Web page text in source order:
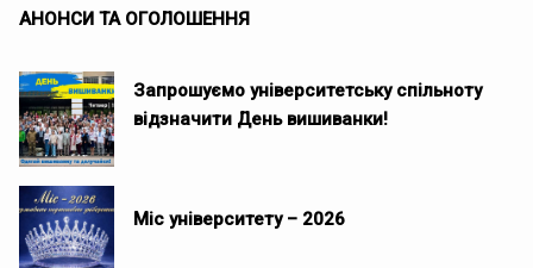
АНОНСИ ТА ОГОЛОШЕННЯ
Запрошуємо університетську спільноту
відзначити День вишиванки!
Міс університету – 2026